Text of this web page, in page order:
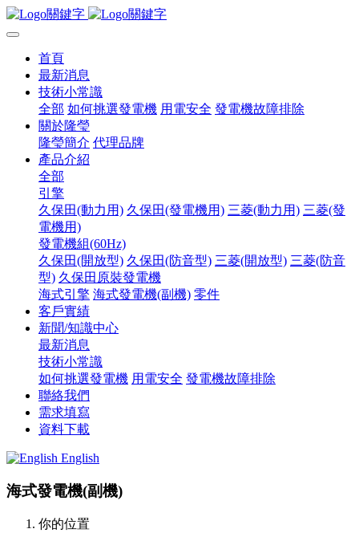
首頁
最新消息
技術小常識
全部 如何挑選發電機 用電安全 發電機故障排除
關於隆瑩
隆瑩簡介 代理品牌
產品介紹
全部
引擎
久保田(動力用) 久保田(發電機用) 三菱(動力用) 三菱(發
電機用)
發電機組(60Hz)
久保田(開放型) 久保田(防音型) 三菱(開放型) 三菱(防音
型) 久保田原裝發電機
海式引擎 海式發電機(副機) 零件
客戶實績
新聞/知識中心
最新消息
技術小常識
如何挑選發電機 用電安全 發電機故障排除
聯絡我們
需求填寫
資料下載
English
海式發電機(副機)
你的位置